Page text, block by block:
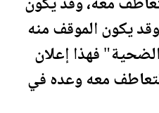
يكون الموقف منه
فهذا إعلان
معه وعده في